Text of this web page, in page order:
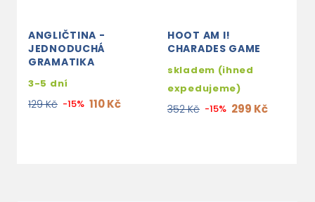
ANGLIČTINA -
JEDNODUCHÁ
GRAMATIKA
3-5 dní
129 Kč -15% 110 Kč
HOOT AM I!
CHARADES GAME
skladem (ihned
expedujeme)
352 Kč -15% 299 Kč